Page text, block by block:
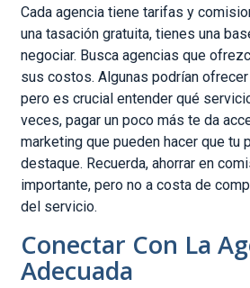
Cada agencia tiene tarifas y
una tasación gratuita, tienes una
negociar. Busca agencias que
sus costos. Algunas podrían
pero es crucial entender qué
veces, pagar un poco más te da
marketing que pueden hacer que tu
destaque. Recuerda, ahorrar en
importante, pero no a costa de
del servicio.
Conectar Con La
Adecuada